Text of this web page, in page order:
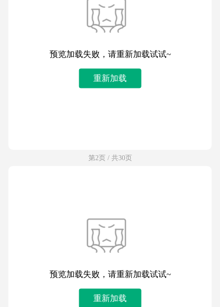
预览加载失败，请重新加载试试~
重新加载
第2页 / 共30页
预览加载失败，请重新加载试试~
重新加载